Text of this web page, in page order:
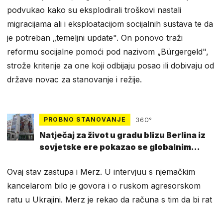
podvukao kako su eksplodirali troškovi nastali
migracijama ali i eksploatacijom socijalnih sustava te da
je potreban „temeljni update". On ponovo traži
reformu socijalne pomoći pod nazivom „Bürgergeld",
strože kriterije za one koji odbijaju posao ili dobivaju od
države novac za stanovanje i režije.
PROBNO STANOVANJE 360°
Natječaj za život u gradu blizu Berlina iz
sovjetske ere pokazao se globalnim
Ovaj stav zastupa i Merz. U intervjuu s njemačkim
kancelarom bilo je govora i o ruskom agresorskom
ratu u Ukrajini. Merz je rekao da računa s tim da bi rat